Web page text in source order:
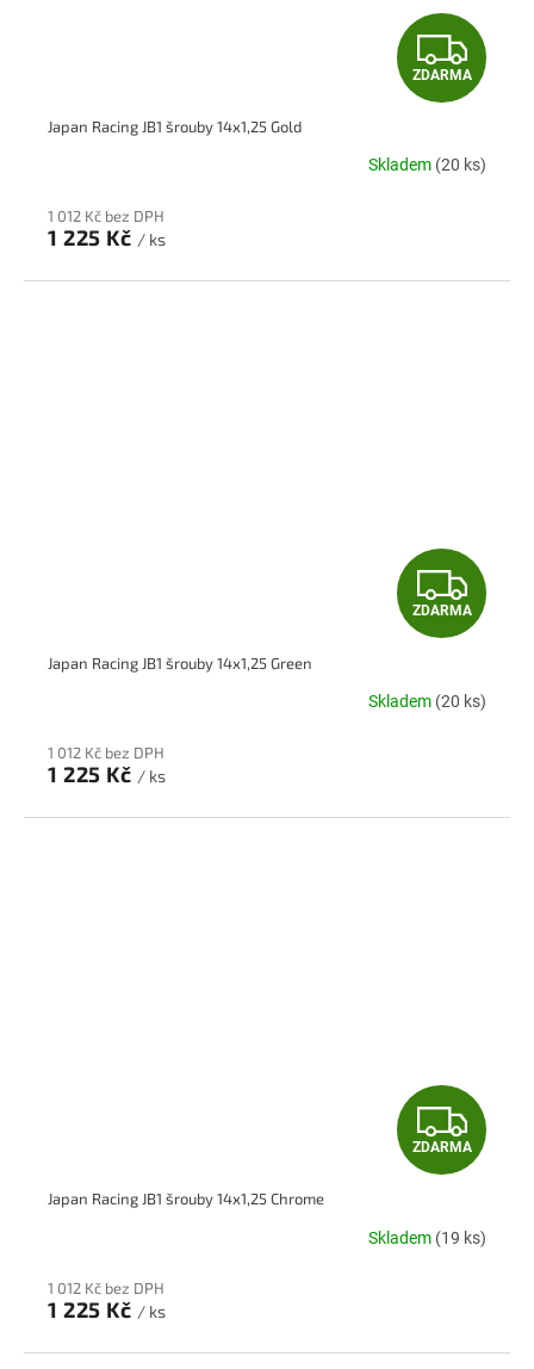
Z
D
A
A
ZDARMA
Japan Racing JB1 šrouby 14x1,25 Gold
Skladem (20 ks)
1 012 Kč bez DPH
1 225 Kč / ks
Z
D
A
A
ZDARMA
Japan Racing JB1 šrouby 14x1,25 Green
Skladem (20 ks)
1 012 Kč bez DPH
1 225 Kč / ks
Z
D
A
ZDARMA
Japan Racing JB1 šrouby 14x1,25 Chrome
Skladem (19 ks)
1 012 Kč bez DPH
1 225 Kč / ks